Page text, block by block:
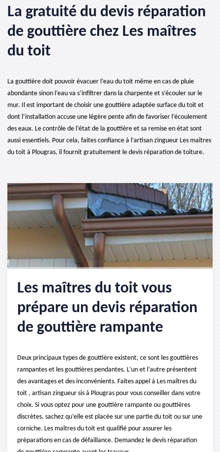
La gratuité du devis réparation
de gouttière chez Les maîtres
du toit
La gouttière doit pouvoir évacuer l’eau du toit même en cas de pluie
abondante sinon l’eau va s’infiltrer dans la charpente et s’écouler sur le
mur. Il est important de choisir une gouttière adaptée surface du toit et
dont l’installation accuse une légère pente afin de favoriser l’écoulement
des eaux. Le contrôle de l’état de la gouttière et sa remise en état sont
aussi essentiels. Pour cela, faites confiance à l’artisan zingueur Les maîtres
du toit à Plougras, il fournit gratuitement le devis réparation de toiture.
Les maîtres du toit vous
prépare un devis réparation
de gouttière rampante
Deux principaux types de gouttière existent, ce sont les gouttières
rampantes et les gouttières pendantes. L’un et l’autre présentent
des avantages et des inconvénients. Faites appel à Les maîtres du
toit , artisan zingueur sis à Plougras pour vous conseiller dans votre
choix. Si vous optez pour une gouttière rampante ou gouttières
discrètes, sachez qu’elle est placée sur une partie du toit ou sur une
corniche. Les maîtres du toit est qualifié pour assurer les
préparations en cas de défaillance. Demandez le devis réparation